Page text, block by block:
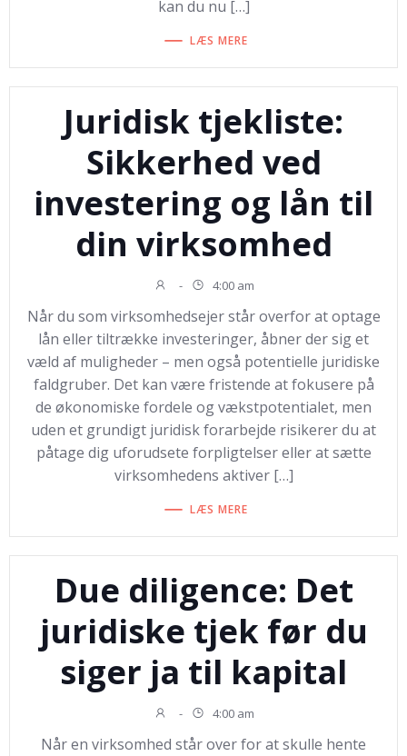
kan du nu […]
LÆS MERE
Juridisk tjekliste:
Sikkerhed ved
investering og lån til
din virksomhed
- 4:00 am
Når du som virksomhedsejer står overfor at optage
lån eller tiltrække investeringer, åbner der sig et
væld af muligheder – men også potentielle juridiske
faldgruber. Det kan være fristende at fokusere på
de økonomiske fordele og vækstpotentialet, men
uden et grundigt juridisk forarbejde risikerer du at
påtage dig uforudsete forpligtelser eller at sætte
virksomhedens aktiver […]
LÆS MERE
Due diligence: Det
juridiske tjek før du
siger ja til kapital
- 4:00 am
Når en virksomhed står over for at skulle hente